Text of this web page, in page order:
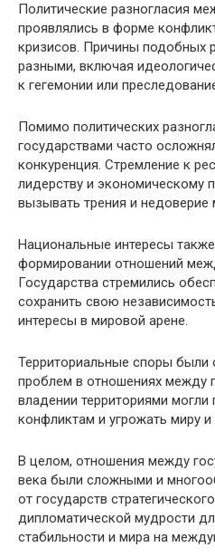
Политические разногласия
проявлялись в форме
кризисов. Причины подобных
разными, включая
к гегемонии или
Помимо политических
государствами часто
конкуренция. Стремление к
лидерству и экономическому
вызывать трения и недоверие
Национальные интересы
формировании отношений
Государства стремились
сохранить свою
интересы в мировой арене.
Территориальные споры были
проблем в отношениях между
владении территориями
конфликтам и угрожать миру и
В целом, отношения между
века были сложными и
от государств
дипломатической мудрости
стабильности и мира на